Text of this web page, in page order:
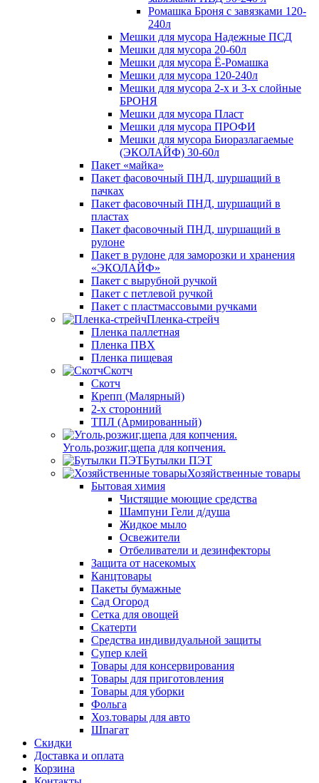
Ромашка Броня с завязками 120-
240л
Мешки для мусора Надежные ПСД
Мешки для мусора 20-60л
Мешки для мусора Ё-Ромашка
Мешки для мусора 120-240л
Мешки для мусора 2-х и 3-х слойные
БРОНЯ
Мешки для мусора Пласт
Мешки для мусора ПРОФИ
Мешки для мусора Биоразлагаемые
(ЭКОЛАЙФ) 30-60л
Пакет «майка»
Пакет фасовочный ПНД, шуршащий в
пачках
Пакет фасовочный ПНД, шуршащий в
пластах
Пакет фасовочный ПНД, шуршащий в
рулоне
Пакет в рулоне для заморозки и хранения
«ЭКОЛАЙФ»
Пакет с вырубной ручкой
Пакет с петлевой ручкой
Пакет с пластмассовыми ручками
Пленка-стрейч
Пленка паллетная
Пленка ПВХ
Пленка пищевая
Скотч
Скотч
Крепп (Малярный)
2-х сторонний
ТПЛ (Армированный)
Уголь,розжиг,щепа для копчения.
Бутылки ПЭТ
Хозяйственные товары
Бытовая химия
Чистящие моющие средства
Шампуни Гели д/душа
Жидкое мыло
Освежители
Отбеливатели и дезинфекторы
Защита от насекомых
Канцтовары
Пакеты бумажные
Сад Огород
Сетка для овощей
Скатерти
Средства индивидуальной защиты
Супер клей
Товары для консервирования
Товары для приготовления
Товары для уборки
Фольга
Хоз.товары для авто
Шпагат
Скидки
Доставка и оплата
Корзина